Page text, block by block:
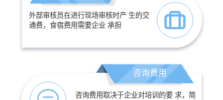
外部审核员在进行现场审核时产 生的交
通费，食宿费用需要企业 承担
咨询费用
咨询费用取决于企业对培训的要 求，简